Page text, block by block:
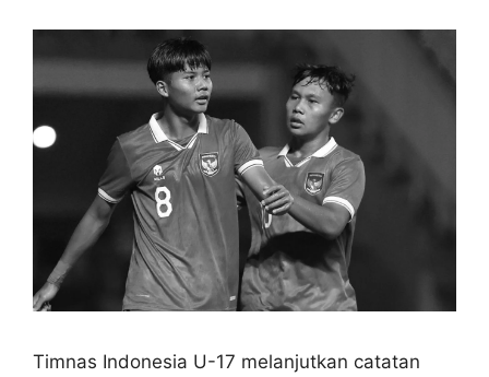
Timnas Indonesia U-17 melanjutkan catatan